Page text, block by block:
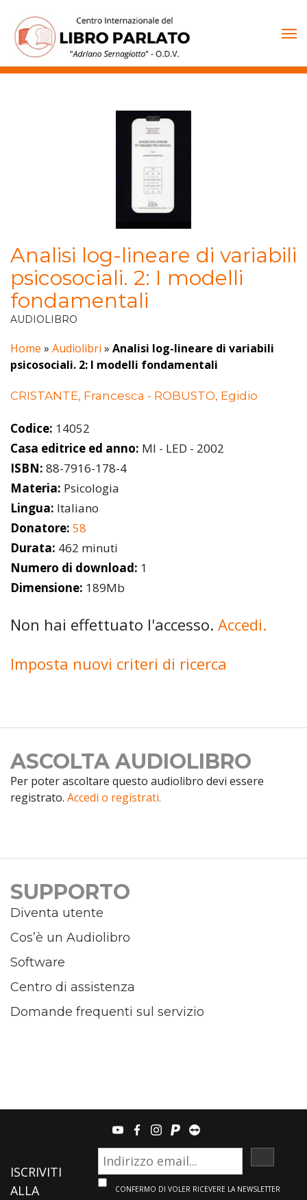
contenuto
Analisi log-lineare di variabili
psicosociali. 2: I modelli
fondamentali
AUDIOLIBRO
Home » Audiolibri » Analisi log-lineare di variabili
psicosociali. 2: I modelli fondamentali
CRISTANTE, Francesca - ROBUSTO, Egidio
Codice: 14052
Casa editrice ed anno: MI - LED - 2002
ISBN: 88-7916-178-4
Materia: Psicologia
Lingua: Italiano
Donatore: 58
Durata: 462 minuti
Numero di download: 1
Dimensione: 189Mb
Non hai effettuato l'accesso. Accedi.
Imposta nuovi criteri di ricerca
ASCOLTA AUDIOLIBRO
Per poter ascoltare questo audiolibro devi essere
registrato. Accedi o registrati.
SUPPORTO
Diventa utente
Cos’è un Audiolibro
Software
Centro di assistenza
Domande frequenti sul servizio
youtubefacebook
instagram
paypalteamviewer
ISCRIVITI
ALLA
CONFERMO DI VOLER RICEVERE LA NEWSLETTER